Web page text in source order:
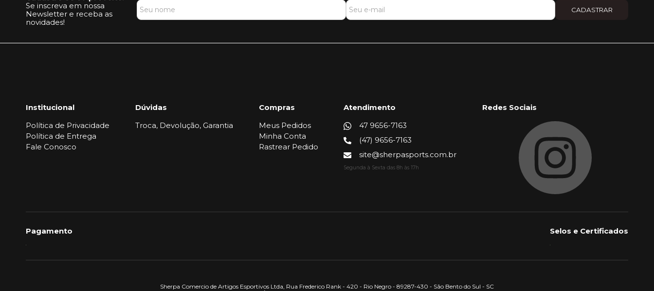
Se inscreva em nossa
Newsletter e receba as
novidades!
CADASTRAR
Institucional
Política de Privacidade
Política de Entrega
Fale Conosco
Dúvidas
Troca, Devolução, Garantia
Compras
Meus Pedidos
Minha Conta
Rastrear Pedido
Atendimento
47 9656-7163
(47) 9656-7163
site@sherpasports.com.br
Segunda à Sexta das 8h às 17h
Redes Sociais
Pagamento Selos e Certificados
Sherpa Comercio de Artigos Esportivos Ltda, Rua Frederico Rank - 420 - Rio Negro - 89287-430 - São Bento do Sul - SC